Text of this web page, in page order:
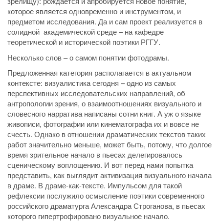
которое является одновременно и инструментом, и
предметом исследования. Да и сам проект реализуется в
солидной академической среде – на кафедре
теоретической и исторической поэтики РГГУ.
Несколько слов – о самом понятии фотодрамы.
Предложенная категория располагается в актуальном
контексте: визуалистика сегодня – одно из самых
перспективных исследовательских направлений, об
антропологии зрения, о взаимоотношениях визуального и
словесного нарратива написаны сотни книг. А уж о языке
живописи, фотографии или кинематографа их и вовсе не
счесть. Однако в отношении драматических текстов таких
работ значительно меньше, может быть, потому, что долгое
время зрительное начало в пьесах делегировалось
сценическому воплощению. И вот перед нами попытка
представить, как выглядит активизация визуального начала
в драме. В драме-как-тексте. Импульсом для такой
рефлексии послужило осмысление поэтики современного
российского драматурга Александра Строганова, в пьесах
которого гипертрофировано визуальное начало.